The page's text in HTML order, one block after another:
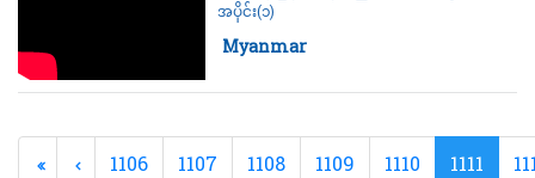
အပိုင်း(၁)
Category:
Myanmar
1106 1107 1108 1109 1110 1111